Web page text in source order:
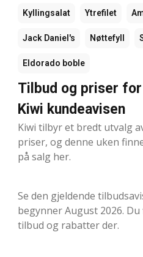
Kyllingsalat Ytrefilet
Jack Daniel's Nøttefyll
Eldorado boble
Tilbud og priser
Kiwi kundeavisen
Kiwi tilbyr et bredt utvalg
priser, og denne uken
på salg her.
Se den gjeldende
begynner August 2026.
tilbud og rabatter der.